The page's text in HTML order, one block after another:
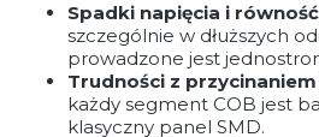
Spadki napięcia i
szczególnie w dłuższych
prowadzone jest
Trudności z
każdy segment COB jest
klasyczny panel SMD.